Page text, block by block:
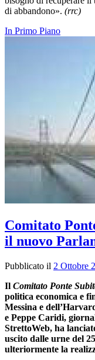
di abbandono». (rrc)
In Primo Piano
Comitato
il nuovo
Pubblicato il 2 Ottobre
Il Comitato Ponte
politica economica e
Messina e
e Peppe Caridi,
StrettoWeb, ha
uscito dalle urne del
ulteriormente la